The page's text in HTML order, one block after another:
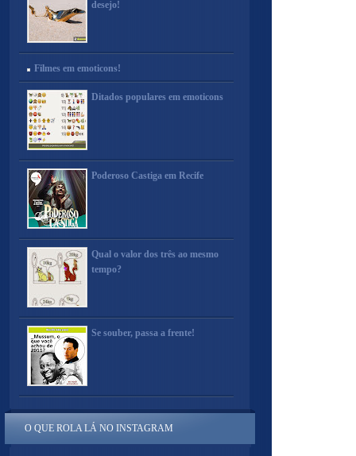
desejo!
Filmes em emoticons!
Ditados populares em emoticons
Poderoso Castiga em Recife
Qual o valor dos três ao mesmo
tempo?
Se souber, passa a frente!
O QUE ROLA LÁ NO INSTAGRAM